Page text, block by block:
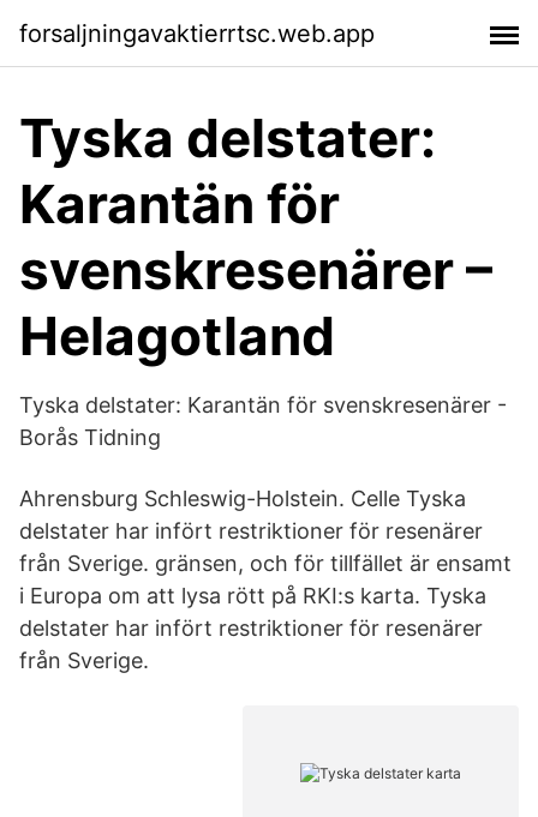
forsaljningavaktierrtsc.web.app
Tyska delstater:
Karantän för
svenskresenärer –
Helagotland
Tyska delstater: Karantän för svenskresenärer -
Borås Tidning
Ahrensburg Schleswig-Holstein. Celle Tyska
delstater har infört restriktioner för resenärer
från Sverige. gränsen, och för tillfället är ensamt
i Europa om att lysa rött på RKI:s karta. Tyska
delstater har infört restriktioner för resenärer
från Sverige.